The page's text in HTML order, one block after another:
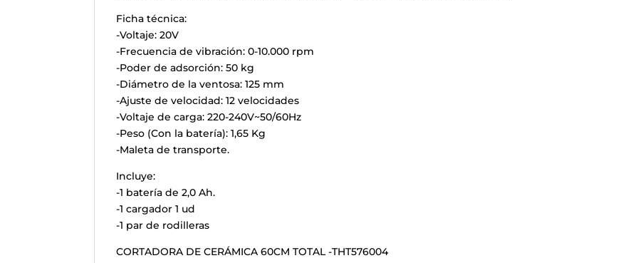
Ficha técnica:
-Voltaje: 20V
-Frecuencia de vibración: 0-10.000 rpm
-Poder de adsorción: 50 kg
-Diámetro de la ventosa: 125 mm
-Ajuste de velocidad: 12 velocidades
-Voltaje de carga: 220-240V~50/60Hz
-Peso (Con la batería): 1,65 Kg
-Maleta de transporte.
Incluye:
-1 batería de 2,0 Ah.
-1 cargador 1 ud
-1 par de rodilleras
CORTADORA DE CERÁMICA 60CM TOTAL -THT576004